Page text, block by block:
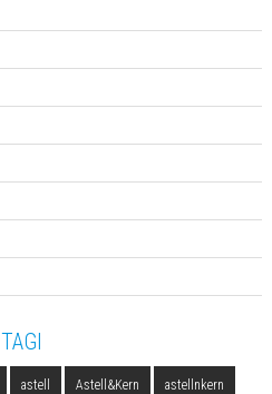
TAGI
astell Astell&Kern astellnkern